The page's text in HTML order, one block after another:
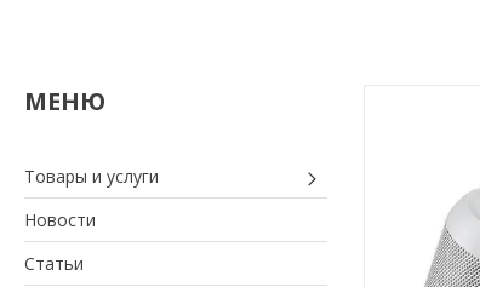
Товары и услуги
Новости
Статьи